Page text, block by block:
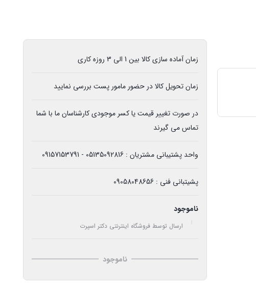
زمان آماده سازی کالا بین 1 الی 3 روزه کاری
زمان تحویل کالا در حضور مامور پست بررسی نمایید
در صورت تغییر قیمت یا کسر موجودی کارشناسان ما با شما
تماس می گیرند
واحد پشتیبانی مشتریان : 05135092816 - 09157153791
پشیتبانی فنی : 09058048656
ناموجود
ارسال توسط فروشگاه اینترنتی دکتر اسپرت
ناموجود